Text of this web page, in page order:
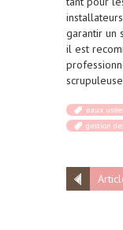
garantir un
il est
eaux
gestion